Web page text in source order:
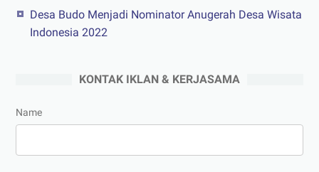
Desa Budo Menjadi Nominator Anugerah Desa Wisata
Indonesia 2022
KONTAK IKLAN & KERJASAMA
Name